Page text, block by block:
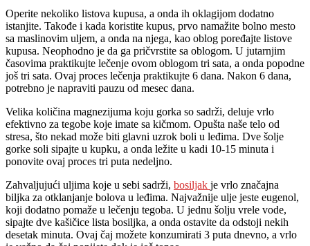
Operite nekoliko listova kupusa, a onda ih oklagijom dodatno
istanjite. Takođe i kada koristite kupus, prvo namažite bolno mesto
sa maslinovim uljem, a onda na njega, kao oblog poređajte listove
kupusa. Neophodno je da ga pričvrstite sa oblogom. U jutarnjim
časovima praktikujte lečenje ovom oblogom tri sata, a onda popodne
još tri sata. Ovaj proces lečenja praktikujte 6 dana. Nakon 6 dana,
potrebno je napraviti pauzu od mesec dana.
Velika količina magnezijuma koju gorka so sadrži, deluje vrlo
efektivno za tegobe koje imate sa kičmom. Opušta naše telo od
stresa, što nekad može biti glavni uzrok boli u leđima. Dve šolje
gorke soli sipajte u kupku, a onda ležite u kadi 10-15 minuta i
ponovite ovaj proces tri puta nedeljno.
Zahvaljujući uljima koje u sebi sadrži, bosiljak je vrlo značajna
biljka za otklanjanje bolova u leđima. Najvažnije ulje jeste eugenol,
koji dodatno pomaže u lečenju tegoba. U jednu šolju vrele vode,
sipajte dve kašičice lista bosiljka, a onda ostavite da odstoji nekih
desetak minuta. Ovaj čaj možete konzumirati 3 puta dnevno, a vrlo